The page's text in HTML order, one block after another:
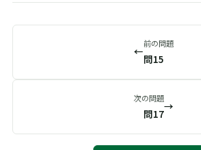
←
前の問題
問15
次の問題
問17
→